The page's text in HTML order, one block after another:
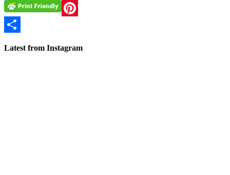
Pinterest
Latest from Instagram